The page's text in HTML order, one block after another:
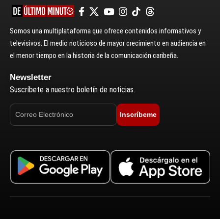
Somos una multiplataforma que ofrece contenidos informativos y
televisivos. El medio noticioso de mayor crecimiento en audiencia en
el menor tiempo en la historia de la comunicación caribeña.
Newsletter
Suscríbete a nuestro boletín de noticias.
Inscríbeme